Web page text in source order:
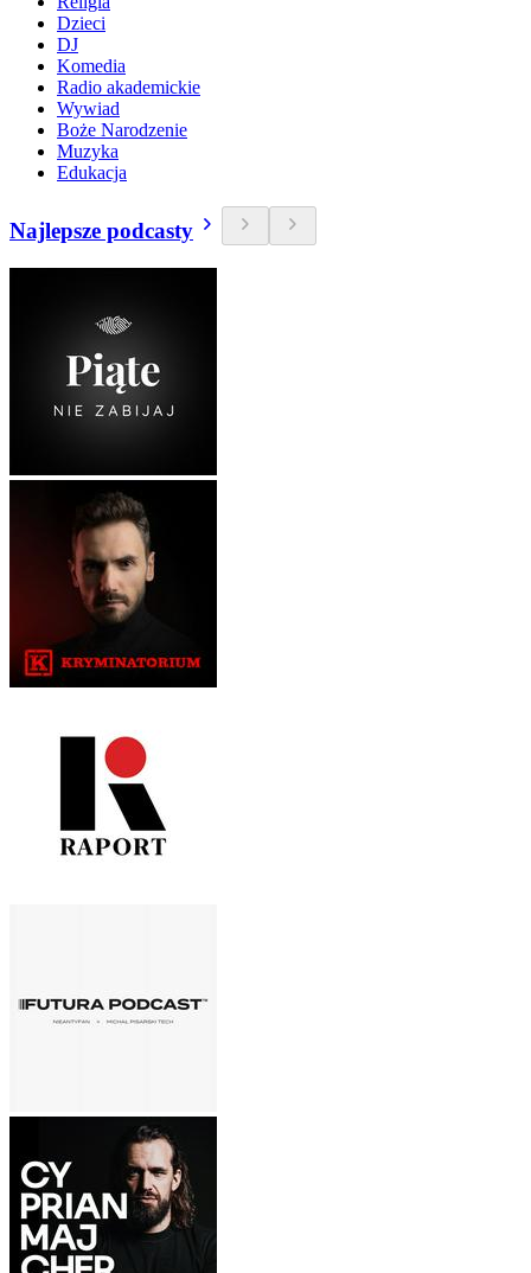
Dzieci
DJ
Komedia
Radio akademickie
Wywiad
Boże Narodzenie
Muzyka
Edukacja
Najlepsze podcasty